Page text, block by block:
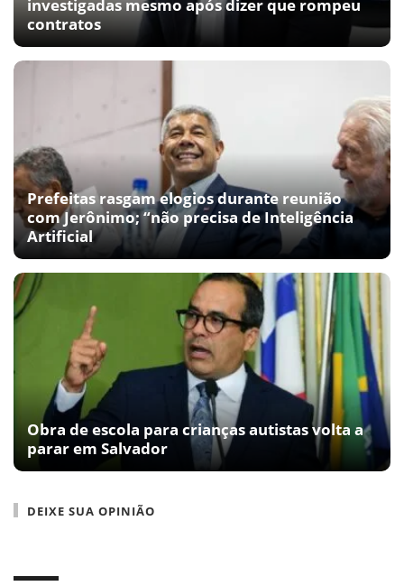
investigadas mesmo após dizer que rompeu
contratos
Prefeitas rasgam elogios durante reunião
com Jerônimo; “não precisa de Inteligência
Artificial
Obra de escola para crianças autistas volta a
parar em Salvador
DEIXE SUA OPINIÃO